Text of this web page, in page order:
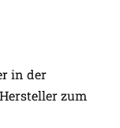
in der
zum